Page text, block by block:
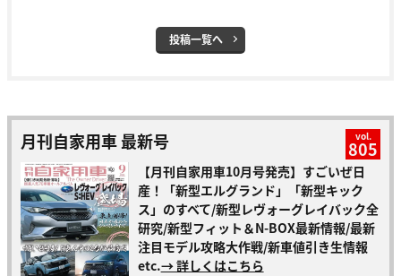
投稿一覧へ
月刊自家用車 最新号 vol.
805
【月刊自家用車10月号発売】すごいぜ日
産！「新型エルグランド」「新型キック
ス」のすべて/新型レヴォーグレイバック全
研究/新型フィット＆N-BOX最新情報/最新
注目モデル攻略大作戦/新車値引き生情報
etc.→ 詳しくはこちら